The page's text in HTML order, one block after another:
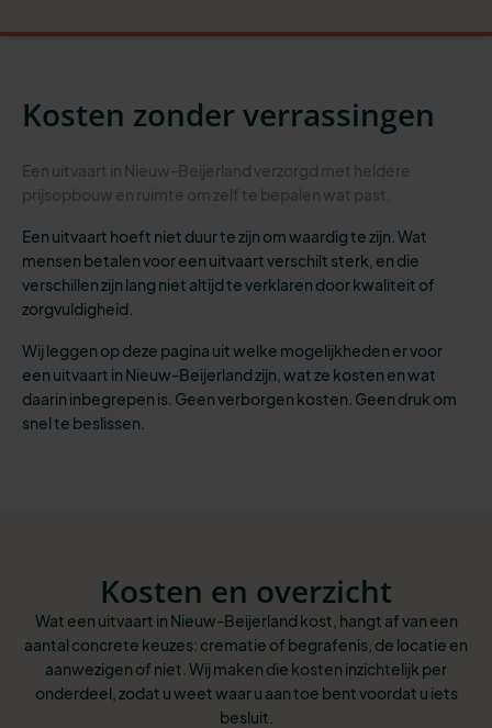
Kosten zonder verrassingen
Een uitvaart in Nieuw-Beijerland verzorgd met heldere
prijsopbouw en ruimte om zelf te bepalen wat past.
Een uitvaart hoeft niet duur te zijn om waardig te zijn. Wat
mensen betalen voor een uitvaart verschilt sterk, en die
verschillen zijn lang niet altijd te verklaren door kwaliteit of
zorgvuldigheid.
Wij leggen op deze pagina uit welke mogelijkheden er voor
een uitvaart in Nieuw-Beijerland zijn, wat ze kosten en wat
daarin inbegrepen is. Geen verborgen kosten. Geen druk om
snel te beslissen.
Kosten en overzicht
Wat een uitvaart in Nieuw-Beijerland kost, hangt af van een
aantal concrete keuzes: crematie of begrafenis, de locatie en
aanwezigen of niet. Wij maken die kosten inzichtelijk per
onderdeel, zodat u weet waar u aan toe bent voordat u iets
besluit.